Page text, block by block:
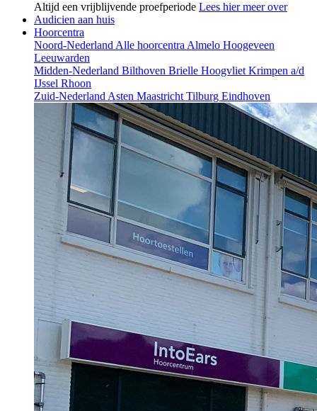
Altijd een vrijblijvende proefperiode Lees hier meer over
Audicien aan huis
Hoorcentra
Noord-NederlandAlle hoorcentraAlmelo Hoogeveen
Leeuwarden
Midden-Nederland Bilthoven Brielle HoogvlietKrimpen a/d
IJssel Rhoon
Zuid-NederlandAsten MaastrichtTilburg Eindhoven